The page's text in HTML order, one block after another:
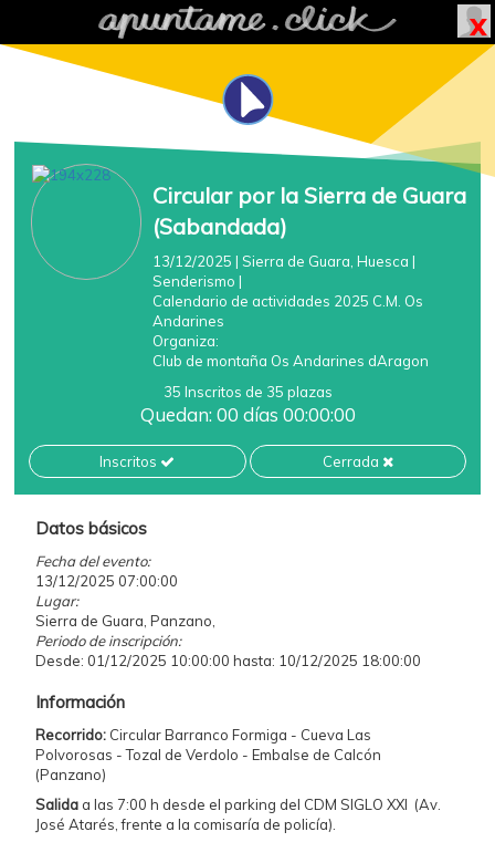
Circular por la Sierra de Guara
(Sabandada)
13/12/2025 | Sierra de Guara, Huesca |
Senderismo |
Calendario de actividades 2025 C.M. Os
Andarines
Organiza:
Club de montaña Os Andarines dAragon
35 Inscritos de 35 plazas
Quedan: 00 días 00:00:00
Inscritos Cerrada
Datos básicos
Fecha del evento:
13/12/2025 07:00:00
Lugar:
Sierra de Guara, Panzano,
Periodo de inscripción:
Desde: 01/12/2025 10:00:00 hasta: 10/12/2025 18:00:00
Información
Recorrido: Circular Barranco Formiga - Cueva Las
Polvorosas - Tozal de Verdolo - Embalse de Calcón
(Panzano)
Salida a las 7:00 h desde el parking del CDM SIGLO XXI (Av.
José Atarés, frente a la comisaría de policía).